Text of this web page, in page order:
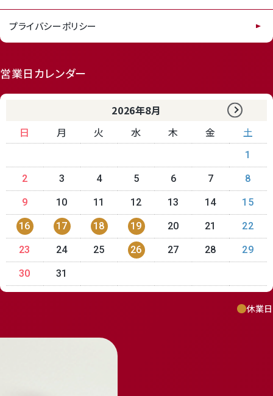
プライバシーポリシー
営業日カレンダー
2026年8月
日
月 火 水 木 金 土
1
2 3 4 5 6 7 8
9 10 11 12 13 14 15
16 17 18 19 20 21 22
23 24 25 26 27 28 29
30 31
休業日